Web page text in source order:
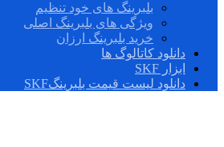
بلبرینگ های خود تنظیم
ویژگی های بلبرینگ اصلی
خرید بلبرینگ ارزان
دانلود کاتالوگ ها
ابزار SKF
دانلود لیست قیمت بلبرینگSKF